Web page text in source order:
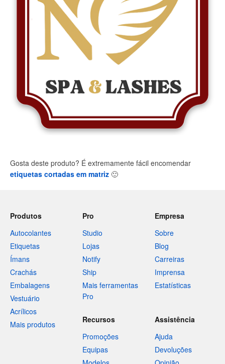
Gosta deste produto? É extremamente fácil encomendar
etiquetas cortadas em matriz 🙂
Produtos
Autocolantes
Etiquetas
Ímans
Crachás
Embalagens
Vestuário
Acrílicos
Mais produtos
Pro
Studio
Lojas
Notify
Ship
Mais ferramentas
Pro
Empresa
Sobre
Blog
Carreiras
Imprensa
Estatísticas
Recursos
Promoções
Equipas
Assistência
Ajuda
Devoluções